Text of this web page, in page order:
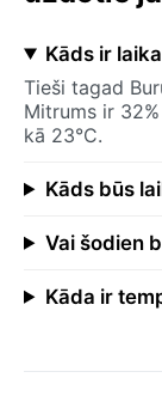
Kāds ir
Tieši tagad
Mitrums ir
kā 23°C.
Kāds būs
Vai šodien
Kāda ir